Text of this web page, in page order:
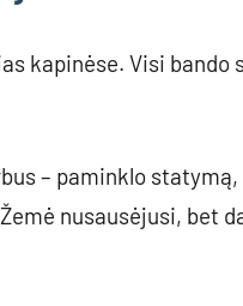
kapinėse. Visi
– paminklo
nusausėjusi, bet